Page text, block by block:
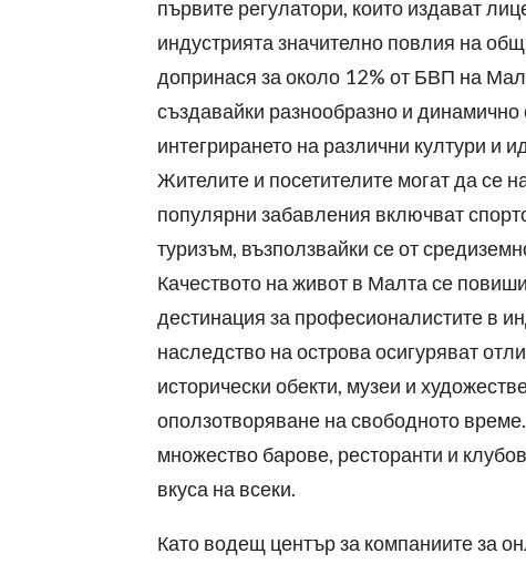
първите регулатори, които издават
индустрията значително повлия на
допринася за около 12% от БВП на
създавайки разнообразно и
интегрирането на различни култури и
Жителите и посетителите могат да се
популярни забавления включват
туризъм, възползвайки се от
Качеството на живот в Малта се
дестинация за професионалистите в
наследство на острова осигуряват
исторически обекти, музеи и
оползотворяване на свободното
множество барове, ресторанти и
вкуса на всеки.
Като водещ център за компаниите за